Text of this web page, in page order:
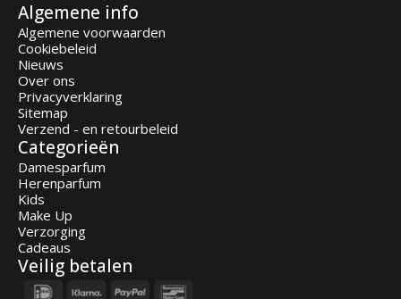
Algemene info
Algemene voorwaarden
Cookiebeleid
Nieuws
Over ons
Privacyverklaring
Sitemap
Verzend - en retourbeleid
Categorieën
Damesparfum
Herenparfum
Kids
Make Up
Verzorging
Cadeaus
Veilig betalen